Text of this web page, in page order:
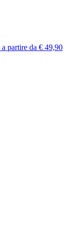
a partire da € 49,90